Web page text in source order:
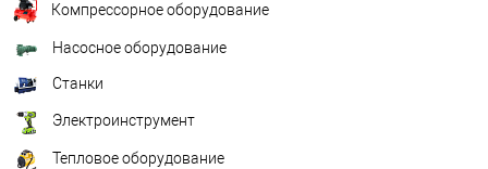
Компрессорное оборудование
Насосное оборудование
Станки
Электроинструмент
Тепловое оборудование